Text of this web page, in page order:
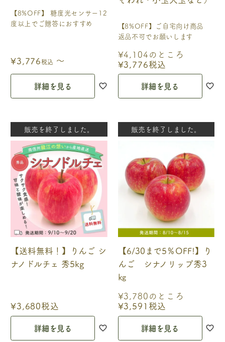
【8%OFF】 糖度光センサー12
度以上でご贈答におすすめ
¥3,776税込 〜
詳細を見る
【8%OFF】ご自宅向け商品
返品不可でお願いします
¥4,104のところ
¥3,776税込
詳細を見る
【送料無料！】りんご シ
ナノドルチェ 秀5kg
¥3,680税込
販売を終了しました。
詳細を見る
【6/30まで5％OFF!】り
んご シナノリップ秀3
㎏
¥3,780のところ
¥3,591 税込
販売を終了しました。
詳細を見る